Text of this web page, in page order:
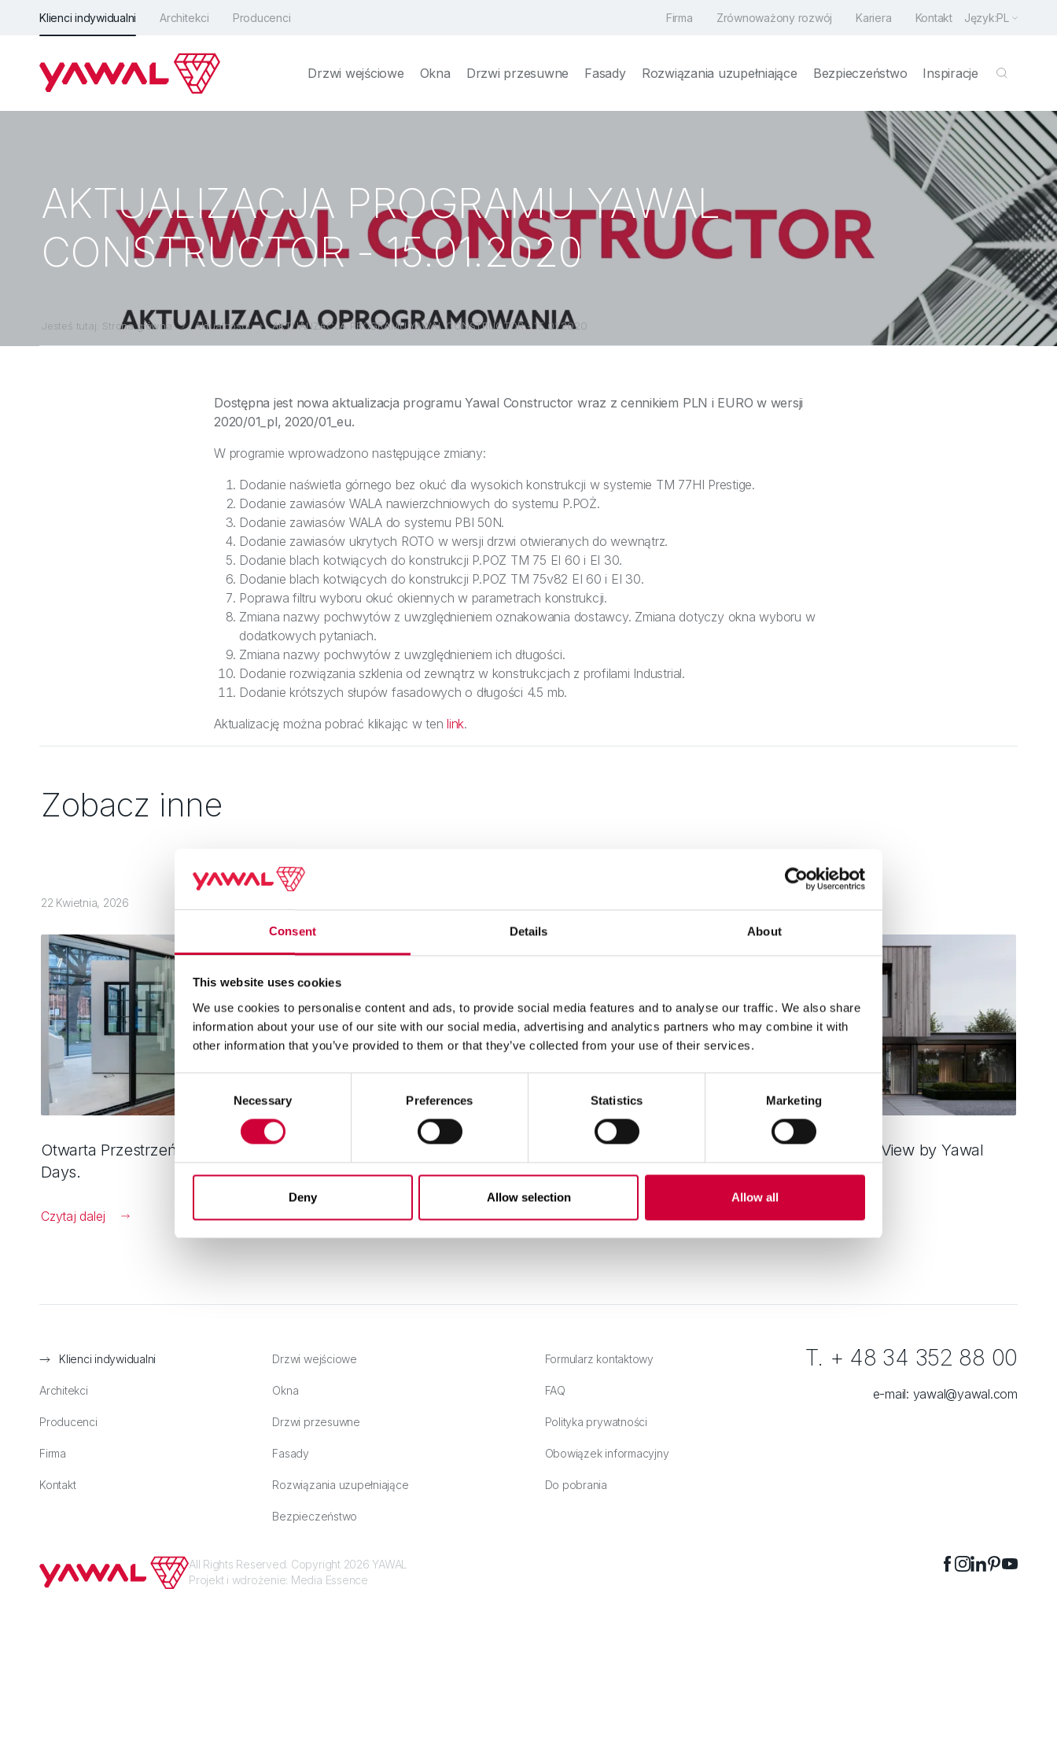
Consent Details About
This website uses cookies
We use cookies to personalise content and ads, to provide social media features and to analyse our traffic. We also share
information about your use of our site with our social media, advertising and analytics partners who may combine it with
other information that you’ve provided to them or that they’ve collected from your use of their services.
Necessary Preferences Statistics Marketing
Deny Allow selection Allow all
Klienci indywidualni Architekci Producenci Firma Zrównoważony rozwój Kariera Kontakt Język:PL
Drzwi wejściowe Okna Drzwi przesuwne Fasady Rozwiązania uzupełniające Bezpieczeństwo Inspiracje
AKTUALIZACJA PROGRAMU YAWAL
CONSTRUCTOR - 15.01.2020
Jesteś tutaj: Strona główna Aktualności AKTUALIZACJA PROGRAMU YAWAL CONSTRUCTOR - 15.01.2020
Dostępna jest nowa aktualizacja programu Yawal Constructor wraz z cennikiem PLN i EURO w wersji
2020/01_pl, 2020/01_eu.
W programie wprowadzono następujące zmiany:
Dodanie naświetla górnego bez okuć dla wysokich konstrukcji w systemie TM 77HI Prestige.
Dodanie zawiasów WALA nawierzchniowych do systemu P.POŻ.
Dodanie zawiasów WALA do systemu PBI 50N.
Dodanie zawiasów ukrytych ROTO w wersji drzwi otwieranych do wewnątrz.
Dodanie blach kotwiących do konstrukcji P.POZ TM 75 EI 60 i EI 30.
Dodanie blach kotwiących do konstrukcji P.POZ TM 75v82 EI 60 i EI 30.
Poprawa filtru wyboru okuć okiennych w parametrach konstrukcji.
Zmiana nazwy pochwytów z uwzględnieniem oznakowania dostawcy. Zmiana dotyczy okna wyboru w
dodatkowych pytaniach.
Zmiana nazwy pochwytów z uwzględnieniem ich długości.
Dodanie rozwiązania szklenia od zewnątrz w konstrukcjach z profilami Industrial.
Dodanie krótszych słupów fasadowych o długości 4.5 mb.
Aktualizację można pobrać klikając w tenlink.
Zobacz inne
22 Kwietnia, 2026
Otwarta Przestrzeń Architektury. MoreView
Days.
Czytaj dalej
Aluminium o obniżonym śladzie węglowym:
od surowca po system
Czytaj dalej
Cienkoramowe okna MoreView by Yawal
Czytaj dalej
Klienci indywidualni
Architekci
Producenci
Firma
Kontakt
Drzwi wejściowe
Okna
Drzwi przesuwne
Fasady
Rozwiązania uzupełniające
Bezpieczeństwo
Formularz kontaktowy
FAQ
Polityka prywatności
Obowiązek informacyjny
Do pobrania
T. + 48 34 352 88 00
e-mail: yawal@yawal.com
All Rights Reserved. Copyright 2026 YAWAL
Projekt i wdrożenie: Media Essence